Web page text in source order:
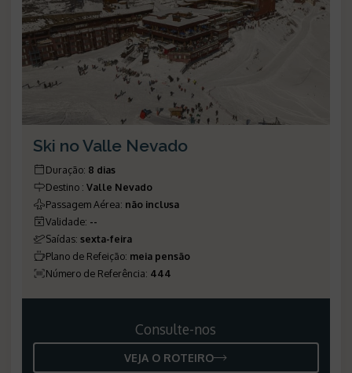
Ski no Valle Nevado
Duração: 8 dias
Destino : Valle Nevado
Passagem Aérea: não inclusa
Validade: --
Saídas: sexta-feira
Plano de Refeição: meia pensão
Número de Referência: 444
Consulte-nos
VEJA O ROTEIRO